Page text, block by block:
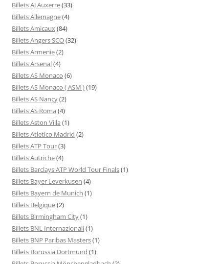
Billets AJ Auxerre(33)
Billets Allemagne(4)
Billets Amicaux(84)
Billets Angers SCO(32)
Billets Armenie(2)
Billets Arsenal(4)
Billets AS Monaco (6)
Billets AS Monaco ( ASM )(19)
Billets AS Nancy(2)
Billets AS Roma (4)
Billets Aston Villa (1)
Billets Atletico Madrid (2)
Billets ATP Tour(3)
Billets Autriche(4)
Billets Barclays ATP World Tour Finals(1)
Billets Bayer Leverkusen (4)
Billets Bayern de Munich (1)
Billets Belgique(2)
Billets Birmingham City(1)
Billets BNL Internazionali(1)
Billets BNP Paribas Masters(1)
Billets Borussia Dortmund (1)